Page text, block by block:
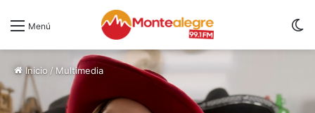
Menú
Inicio /Multimedia